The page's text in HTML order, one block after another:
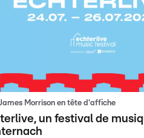
Morrison en tête d'affiche
un festival de